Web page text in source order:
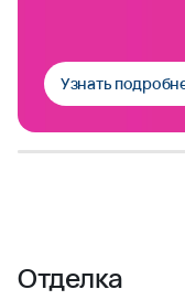
Узнать
Отделка